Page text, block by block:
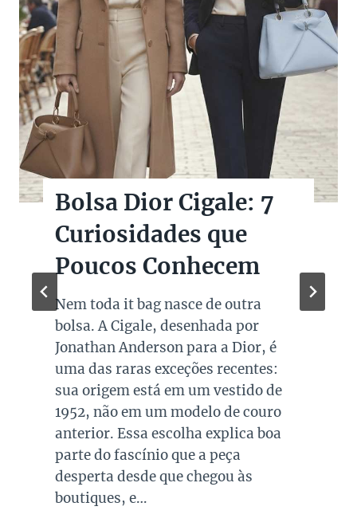
Bolsas Pretas de
Marcas de Luxo na
Super Sale dos Pais
Quando falamos de cores de bolsas,
os modelos em preto são os mais
queridos e tradicionais, estando
presente no guarda roupa de quase
todas as mulheres. Esta é uma cor
versátil, clássica e atemporal e
investir em peças neste tom garante
combinações para quase todo look
que usamos, sejam eles para
ocasiões casuais ou mais…